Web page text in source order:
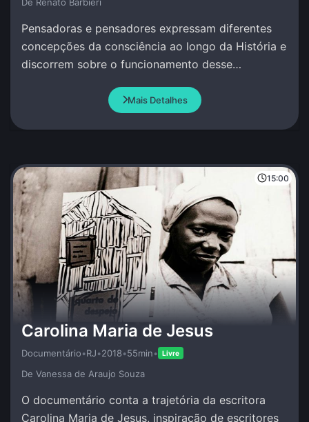
Pensadoras e pensadores expressam diferentes
concepções da consciência ao longo da História e
discorrem sobre o funcionamento desse
Mais Detalhes
15:00
Carolina Maria de Jesus
Documentário•RJ•2018•55min• Livre
De Vanessa de Araujo Souza
O documentário conta a trajetória da escritora
Carolina Maria de Jesus, inspiração de escritores